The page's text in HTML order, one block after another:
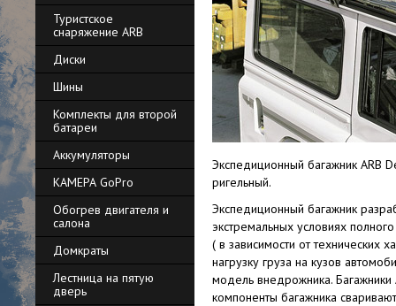
Туристское
снаряжение ARB
Диски
Шины
Комплекты для второй
батареи
Аккумуляторы
КАМЕРА GoPro
Обогрев двигателя и
салона
Домкраты
Лестница на пятую
дверь
Экспедиционный багажник ARB
ригельный.
Экспедиционный багажник
экстремальных условиях
( в зависимости от технических
нагрузку груза на кузов
модель внедрожника. Багажники
компоненты багажника